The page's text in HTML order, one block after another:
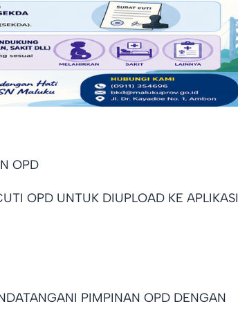
OPD
OPD UNTUK DIUPLOAD KE APLIKASI
PIMPINAN OPD DENGAN